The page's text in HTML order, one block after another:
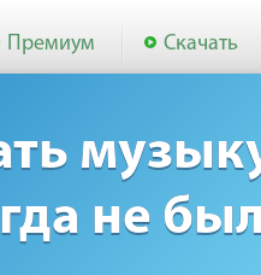
Премиум Скачать
не